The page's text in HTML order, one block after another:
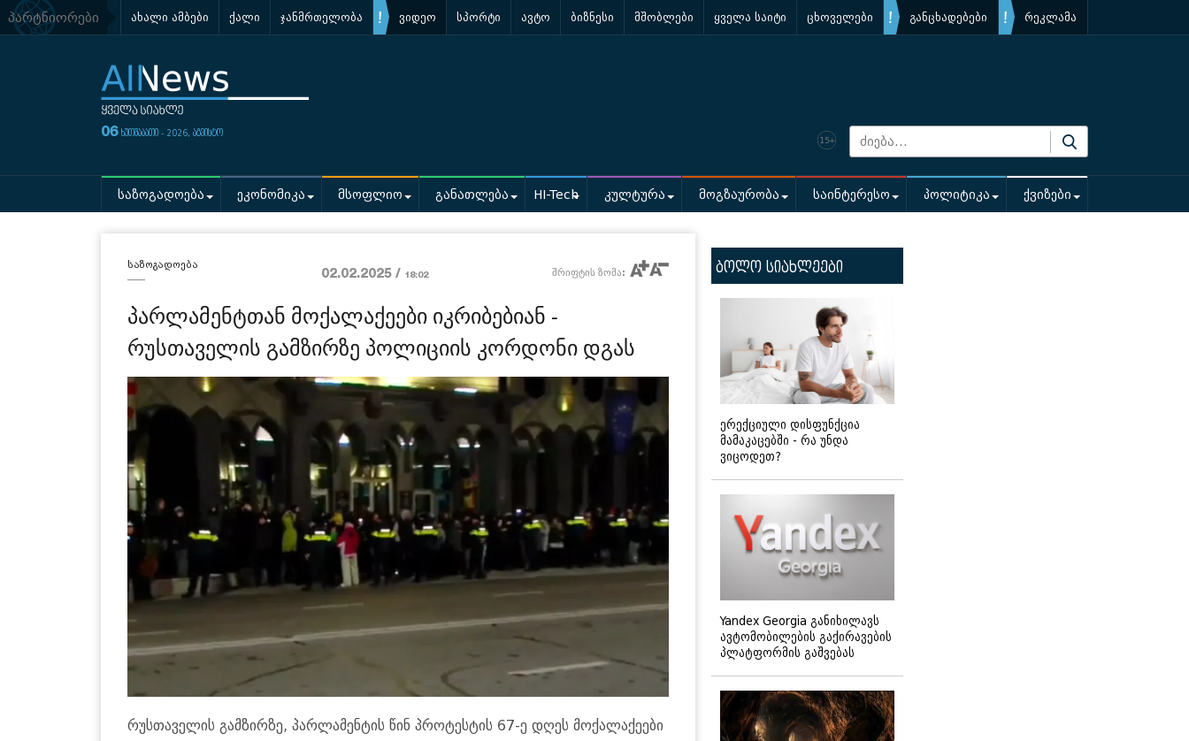
პარტნიორები ახალი ამბები ქალი ჯანმრთელობა ვიდეო სპორტი ავტო ბიზნესი მშობლები ყველა საიტი ცხოველები განცხადებები რეკლამა
06 ხუთშაბათი - 2026, აგვისტო
საზოგადოება ეკონომიკა მსოფლიო განათლება HI-Tech კულტურა მოგზაურობა საინტერესო პოლიტიკა ქვიზები
საზოგადოება
02.02.2025 / 18:02 შრიფტის ზომა:
პარლამენტთან მოქალაქეები იკრიბებიან -
რუსთაველის გამზირზე პოლიციის კორდონი დგას
რუსთაველის გამზირზე, პარლამენტის წინ პროტესტის 67-ე დღეს მოქალაქეები
ბოლო სიახლეები
ერექციული დისფუნქცია
მამაკაცებში - რა უნდა
ვიცოდეთ?
Yandex Georgia განიხილავს
ავტომობილების გაქირავების
პლატფორმის გაშვებას